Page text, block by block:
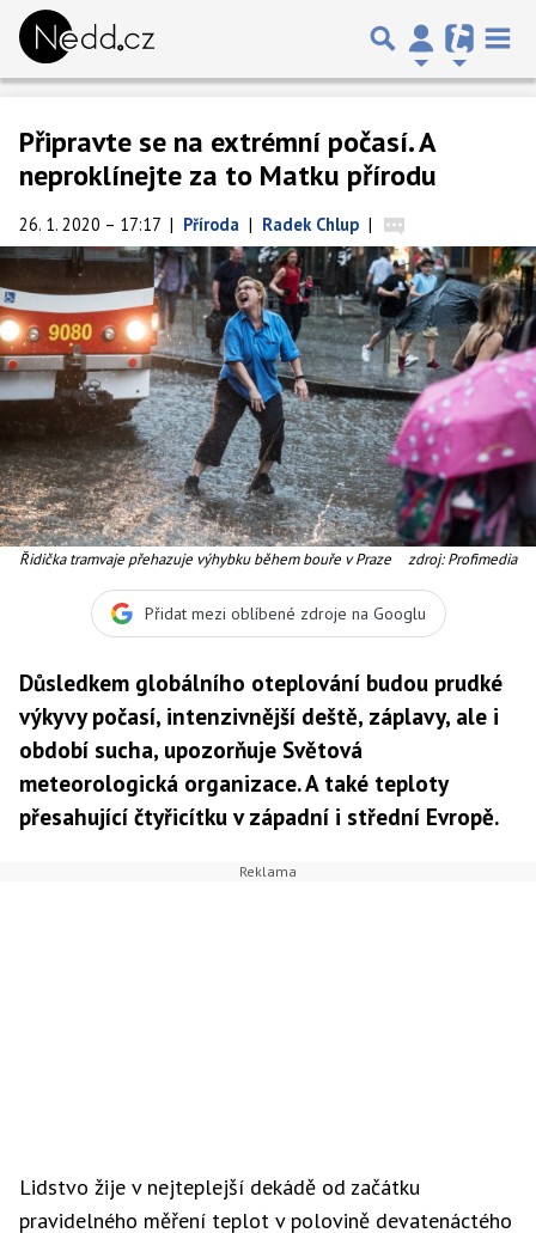
Připravte se na extrémní počasí. A
neproklínejte za to Matku přírodu
26. 1. 2020 – 17:17 | Příroda | Radek Chlup |
Řidička tramvaje přehazuje výhybku během bouře v Praze zdroj: Profimedia
Přidat mezi oblíbené zdroje na Googlu
Důsledkem globálního oteplování budou prudké
výkyvy počasí, intenzivnější deště, záplavy, ale i
období sucha, upozorňuje Světová
meteorologická organizace. A také teploty
přesahující čtyřicítku v západní i střední Evropě.
Lidstvo žije v nejteplejší dekádě od začátku
pravidelného měření teplot v polovině devatenáctého